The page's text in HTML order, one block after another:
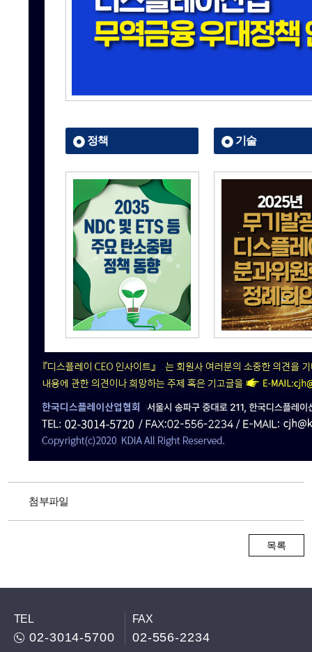
정책 기술
첨부파일
목록
TEL
02-3014-5700
FAX
02-556-2234